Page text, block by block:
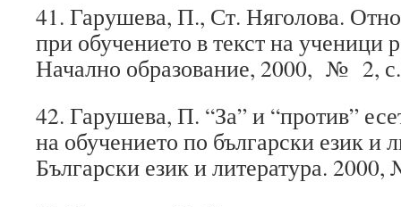
41. Гарушева, П., Ст. Няголова.
при обучението в текст на ученици
Начално образование, 2000, № 2,
42. Гарушева, П. “За” и “против”
на обучението по български език и
Български език и литература.